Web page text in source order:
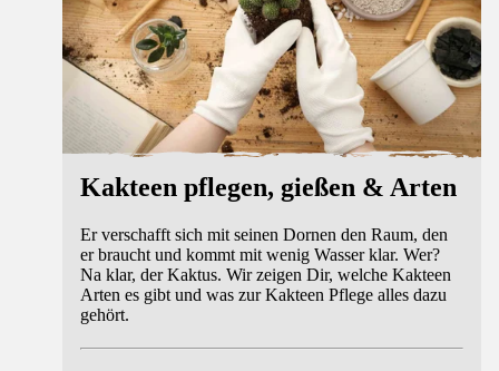
Kakteen pflegen, gießen & Arten
Er verschafft sich mit seinen Dornen den Raum, den
er braucht und kommt mit wenig Wasser klar. Wer?
Na klar, der Kaktus. Wir zeigen Dir, welche Kakteen
Arten es gibt und was zur Kakteen Pflege alles dazu
gehört.